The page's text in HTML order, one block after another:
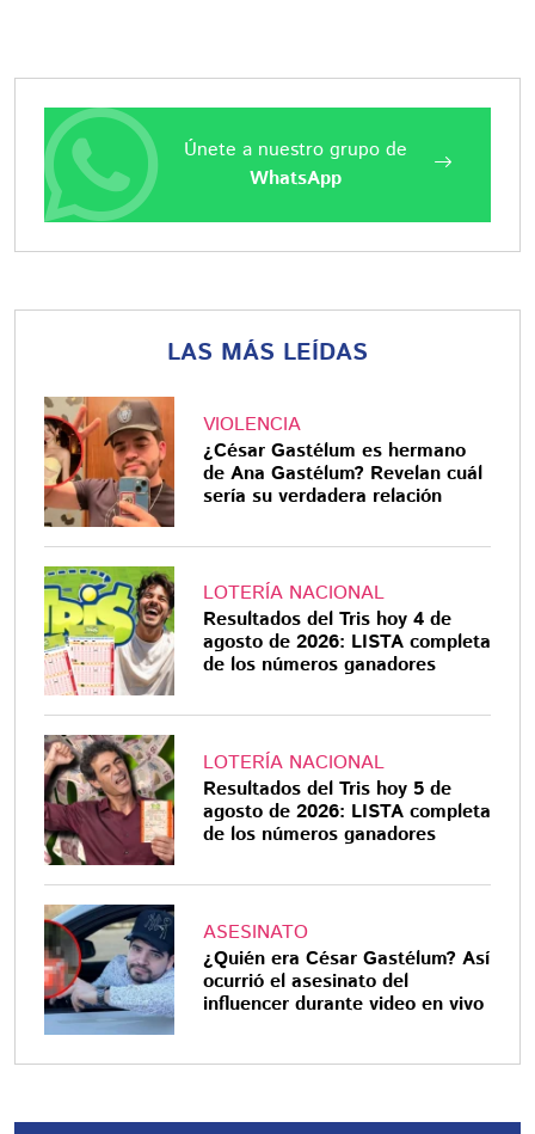
Únete a nuestro grupo de
WhatsApp
LAS MÁS LEÍDAS
VIOLENCIA
¿César Gastélum es hermano
de Ana Gastélum? Revelan cuál
sería su verdadera relación
LOTERÍA NACIONAL
Resultados del Tris hoy 4 de
agosto de 2026: LISTA completa
de los números ganadores
LOTERÍA NACIONAL
Resultados del Tris hoy 5 de
agosto de 2026: LISTA completa
de los números ganadores
ASESINATO
¿Quién era César Gastélum? Así
ocurrió el asesinato del
influencer durante video en vivo